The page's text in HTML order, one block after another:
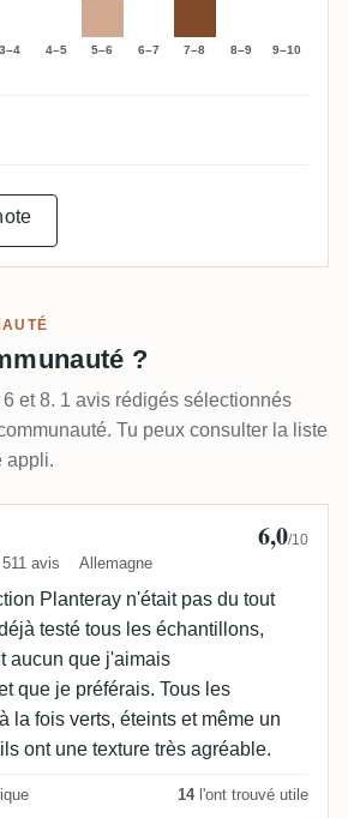
3–4 4–5 5–6 6–7 7–8 8–9 9–10
?
6 et 8. 1 avis rédigés sélectionnés
Tu peux consulter la liste
appli.
511 avis Allemagne
6,0/10
Planteray n'était pas du tout
testé tous les échantillons,
aucun que j'aimais
que je préférais. Tous les
la fois verts, éteints et même un
ont une texture très agréable.
14l'ont trouvé utile